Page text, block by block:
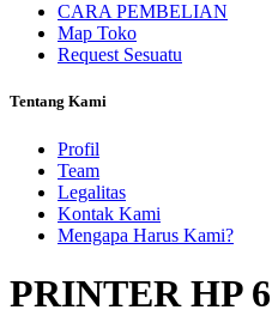
CARA PEMBELIAN
Map Toko
Request Sesuatu
Tentang Kami
Profil
Team
Legalitas
Kontak Kami
Mengapa Harus Kami?
PRINTER HP